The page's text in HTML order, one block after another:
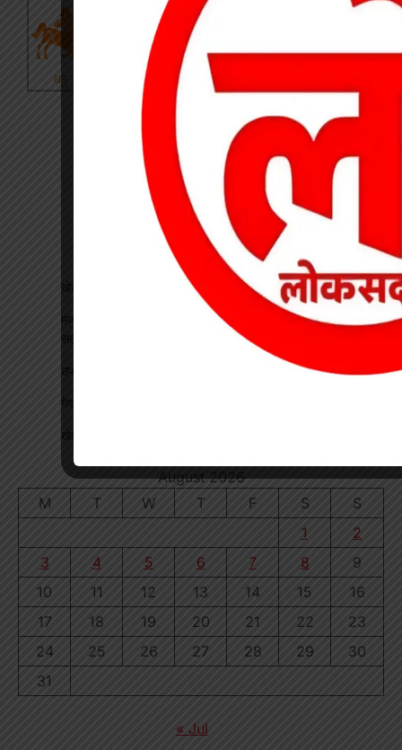
खेत में काम कर रहे किसान पर गिरी गाज, मौत
मजदूरी के 10 हजार लूटकर मजदूर को अहिरन नदी में फेंका, लकड़ी के
August 2026
M
T W T F S
S
1
2
3
4 5 6 7 8
9
10
11 12 13 14 15
16
17
18 19 20 21 22
23
24
25 26 27 28 29
30
31
« Jul